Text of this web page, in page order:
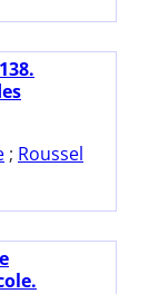
; Roussel